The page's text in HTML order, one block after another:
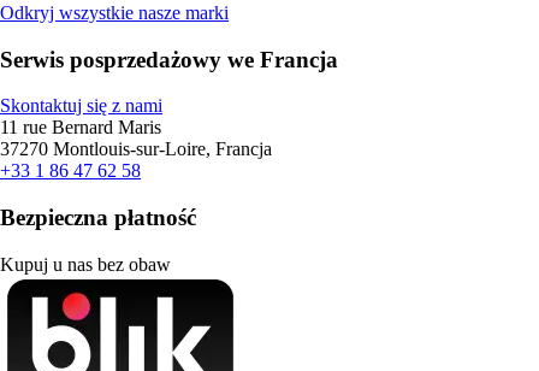
Odkryj wszystkie nasze marki
Serwis posprzedażowy we Francja
Skontaktuj się z nami
11 rue Bernard Maris
37270 Montlouis-sur-Loire, Francja
+33 1 86 47 62 58
Bezpieczna płatność
Kupuj u nas bez obaw